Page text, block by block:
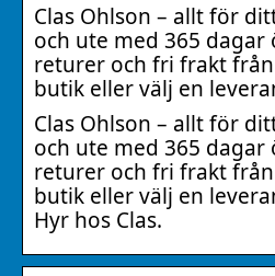
Clas Ohlson – allt för
och ute med 365 dagar
returer och fri frakt
butik eller välj en
Clas Ohlson – allt för
och ute med 365 dagar
returer och fri frakt
butik eller välj en
Hyr hos Clas.